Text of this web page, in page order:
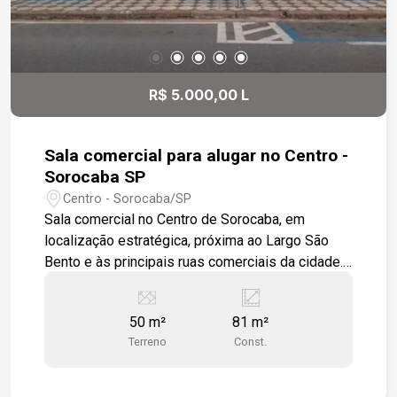
R$ 5.000,00 L
Sala comercial para alugar no Centro -
Sorocaba SP
Centro - Sorocaba/SP
Sala comercial no Centro de Sorocaba, em
localização estratégica, próxima ao Largo São
Bento e às principais ruas comerciais da cidade.
Banheiro -2 portas de aço -Infraestrutura pronta
Bento -No Centro de Sorocaba -Fácil acesso às
50 m²
Terreno
81 m²
Const.